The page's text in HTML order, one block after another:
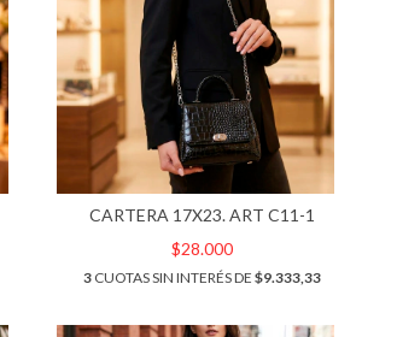
CARTERA 17X23. ART C11-1
$28.000
3CUOTAS SIN INTERÉS DE $9.333,33